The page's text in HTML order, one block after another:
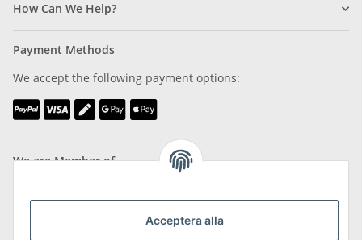
Acceptera alla
How Can We Help?
Payment Methods
We accept the following payment options:
We are Member of